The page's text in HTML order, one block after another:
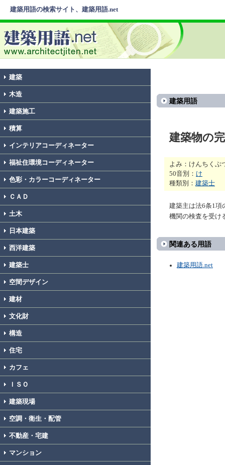
建築用語の検索サイト、建築用語.net
建築
木造
建築施工
積算
インテリアコーディネーター
福祉住環境コーディネーター
色彩・カラーコーディネーター
ＣＡＤ
土木
日本建築
西洋建築
建築士
空間デザイン
建材
文化財
構造
住宅
カフェ
ＩＳＯ
建築現場
空調・衛生・配管
不動産・宅建
マンション
建築用語
建築物の
よみ：けんちくぶ
50音別： け
種類別： 建築士
建築主は法6条1項
機関の検査を受け
関連ある用語
建築用語.net